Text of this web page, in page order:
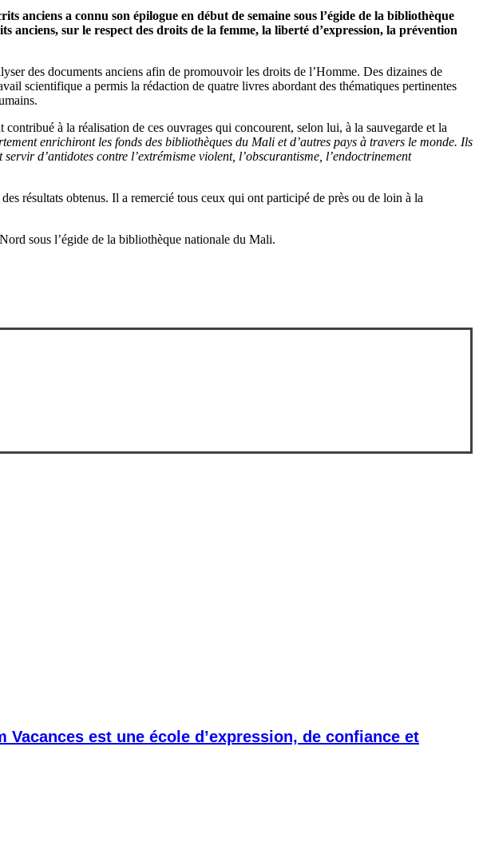
anciens a connu son épilogue en début de semaine sous l’égide de la bibliothèque
sur le respect des droits de la femme, la liberté d’expression, la prévention
des documents anciens afin de promouvoir les droits de l’Homme. Des dizaines de
scientifique a permis la rédaction de quatre livres abordant des thématiques pertinentes
contribué à la réalisation de ces ouvrages qui concourent, selon lui, à la sauvegarde et la
enrichiront les fonds des bibliothèques du Mali et d’autres pays à travers le monde. Ils
d’antidotes contre l’extrémisme violent, l’obscurantisme, l’endoctrinement
résultats obtenus. Il a remercié tous ceux qui ont participé de près ou de loin à la
sous l’égide de la bibliothèque nationale du Mali.
est une école d’expression, de confiance et